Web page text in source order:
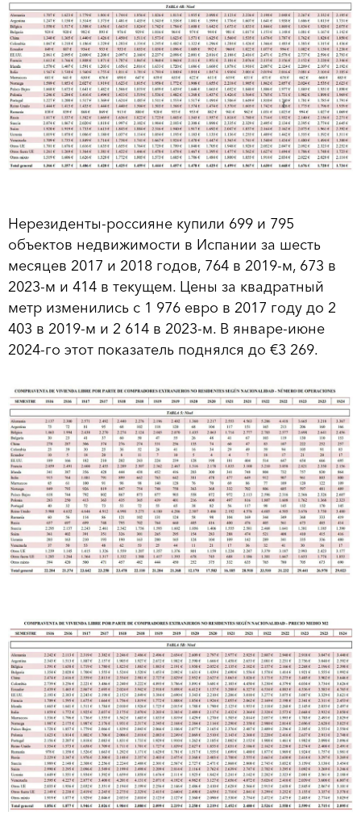
Нерезиденты-россияне купили 699 и 795
объектов недвижимости в Испании за шесть
месяцев 2017 и 2018 годов, 764 в 2019-м, 673 в
2023-м и 414 в текущем. Цены за квадратный
метр изменились с 1 976 евро в 2017 году до 2
403 в 2019-м и 2 614 в 2023-м. В январе-июне
2024-го этот показатель поднялся до €3 269.